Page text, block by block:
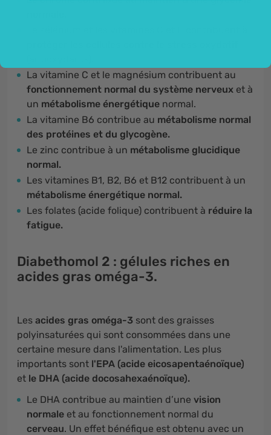
La vitamine C et le magnésium contribuent au
fonctionnement normal du système nerveux et à
un métabolisme énergétique normal.
La vitamine B6 contribue au métabolisme normal
des protéines et du glycogène.
Le zinc contribue à un métabolisme glucidique
normal.
Les vitamines B1, B2, B6 et B12 contribuent à un
métabolisme énergétique normal.
Les folates (acide folique) contribuent à réduire la
fatigue.
Diabethomol 2 : gélules riches en
acides gras oméga-3.
Les acides gras oméga-3 sont des graisses
polyinsaturées qui sont consommées dans une
certaine mesure dans l'alimentation. Les plus
importants sont l'EPA (acide eicosapentaénoïque)
et le DHA (acide docosahexaénoïque).
Le DHA contribue au maintien d’une vision
normale et au fonctionnement normal du
cerveau. Un effet bénéfique est obtenu avec un